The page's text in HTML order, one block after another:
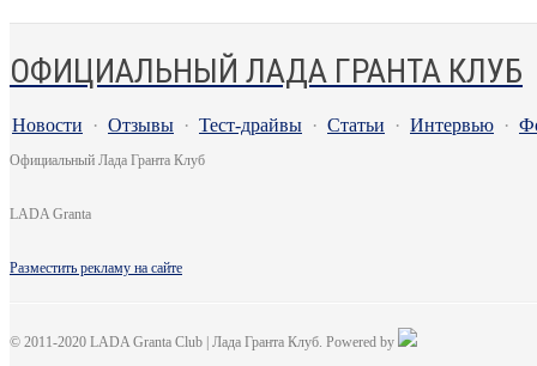
ОФИЦИАЛЬНЫЙ ЛАДА ГРАНТА КЛУБ
Новости · Отзывы · Тест-драйвы · Статьи · Интервью ·
Официальный Лада Гранта Клуб
LADA Granta
Разместить рекламу на сайте
© 2011-2020 LADA Granta Club | Лада Гранта Клуб. Powered by